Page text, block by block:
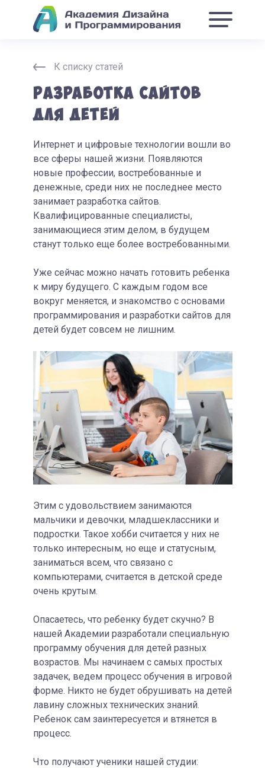
К списку статей
Разработка сайтов
для детей
Интернет и цифровые технологии вошли во
все сферы нашей жизни. Появляются
новые профессии, востребованные и
денежные, среди них не последнее место
занимает разработка сайтов.
Квалифицированные специалисты,
занимающиеся этим делом, в будущем
станут только еще более востребованными.
Уже сейчас можно начать готовить ребенка
к миру будущего. С каждым годом все
вокруг меняется, и знакомство с основами
программирования и разработки сайтов для
детей будет совсем не лишним.
Этим с удовольствием занимаются
мальчики и девочки, младшеклассники и
подростки. Такое хобби считается у них не
только интересным, но еще и статусным,
заниматься всем, что связано с
компьютерами, считается в детской среде
очень крутым.
Опасаетесь, что ребенку будет скучно? В
нашей Академии разработали специальную
программу обучения для детей разных
возрастов. Мы начинаем с самых простых
задачек, ведем процесс обучения в игровой
форме. Никто не будет обрушивать на детей
лавину сложных технических знаний.
Ребенок сам заинтересуется и втянется в
процесс.
Что получают ученики нашей студии: